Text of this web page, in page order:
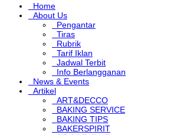
Home
About Us
Pengantar
Tiras
Rubrik
Tarif Iklan
Jadwal Terbit
Info Berlangganan
News & Events
Artikel
ART&DECCO
BAKING SERVICE
BAKING TIPS
BAKERSPIRIT